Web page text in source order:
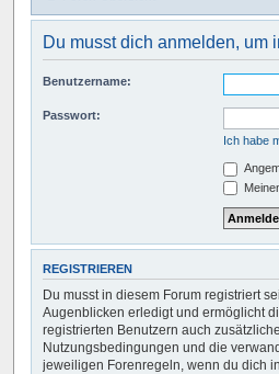
Du musst dich anmelden, um
Benutzername:
Passwort:
Ich habe
REGISTRIEREN
Du musst in diesem Forum registriert
Augenblicken erledigt und ermöglicht
registrierten Benutzern auch
Nutzungsbedingungen und die
jeweiligen Forenregeln, wenn du dich